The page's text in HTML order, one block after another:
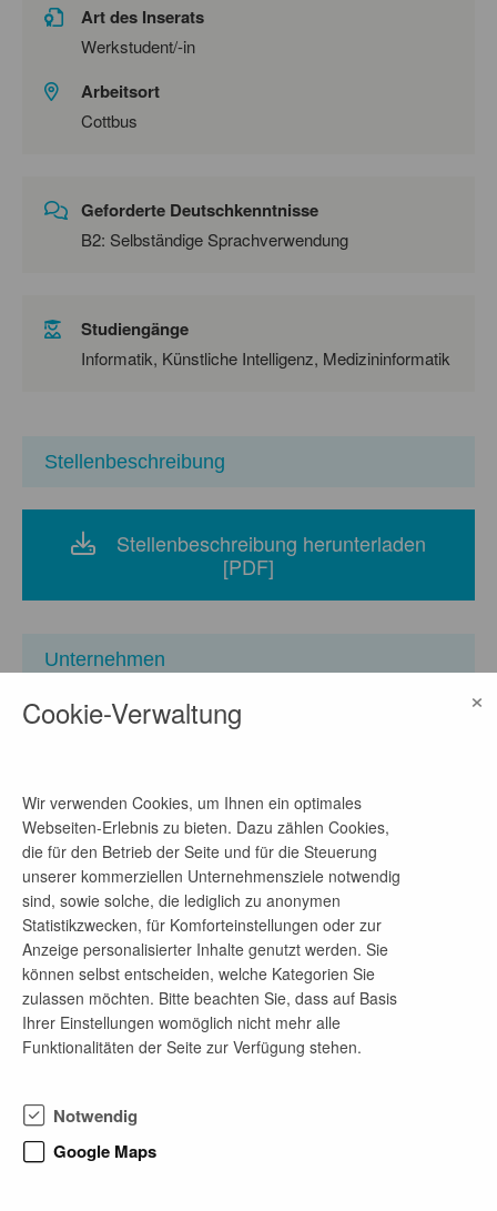
Art des Inserats
Werkstudent/-in
Arbeitsort
Cottbus
Geforderte Deutschkenntnisse
B2: Selbständige Sprachverwendung
Studiengänge
Informatik, Künstliche Intelligenz, Medizininformatik
Stellenbeschreibung
Stellenbeschreibung herunterladen
[PDF]
Unternehmen
Medizinische Universität Lausitz - Carl Thiem
Standort
Thiemstraße 111, 03048 Cottbus, Brandenburg,
Deutschland
auf Google Maps ansehen
Homepage
Link
+49 (0) 355 46 2390
Cookie-Verwaltung ×
Wir verwenden Cookies, um Ihnen ein optimales
Webseiten-Erlebnis zu bieten. Dazu zählen Cookies,
die für den Betrieb der Seite und für die Steuerung
unserer kommerziellen Unternehmensziele notwendig
sind, sowie solche, die lediglich zu anonymen
Statistikzwecken, für Komforteinstellungen oder zur
Anzeige personalisierter Inhalte genutzt werden. Sie
können selbst entscheiden, welche Kategorien Sie
zulassen möchten. Bitte beachten Sie, dass auf Basis
Ihrer Einstellungen womöglich nicht mehr alle
Funktionalitäten der Seite zur Verfügung stehen.
Notwendig
Google Maps